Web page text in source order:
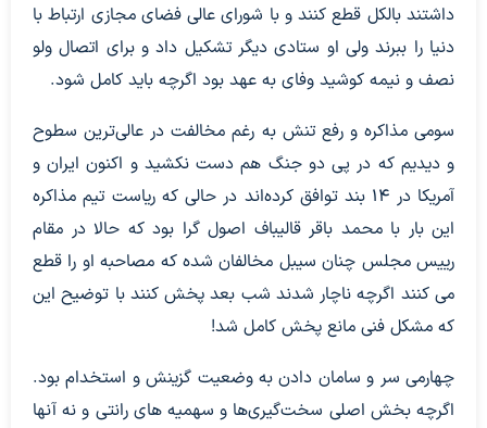
داشتند بالکل قطع کنند و با شورای عالی فضای مجازی ارتباط با
دنیا را ببرند ولی او ستادی دیگر تشکیل داد و برای اتصال ولو
نصف و نیمه کوشید وفای به عهد بود اگرچه باید کامل شود.
سومی مذاکره و رفع تنش به رغم مخالفت در عالی‌ترین سطوح
و دیدیم که در پی دو جنگ هم دست نکشید و اکنون ایران و
آمریکا در 14 بند توافق کرده‌اند در حالی که ریاست تیم مذاکره
این بار با محمد باقر قالیباف اصول گرا بود که حالا در مقام
رییس مجلس چنان سیبل مخالفان شده که مصاحبه او را قطع
می کنند اگرچه ناچار شدند شب بعد پخش کنند با توضیح این
که مشکل فنی مانع پخش کامل شد!
چهارمی سر و سامان دادن به وضعیت گزینش و استخدام بود.
اگرچه بخش اصلی سخت‌گیری‌ها و سهمیه های رانتی و نه آنها